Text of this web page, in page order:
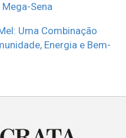
Sena
Uma Combinação
Energia e Bem-